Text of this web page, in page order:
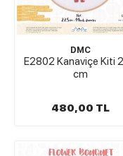
DMC
E2802 Kanaviçe Kiti
cm
480,00 TL